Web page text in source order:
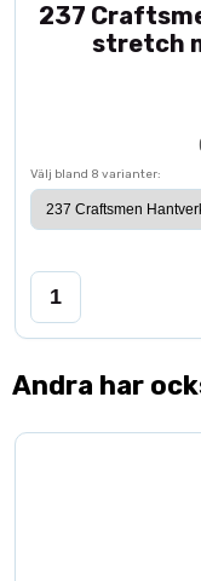
237
stretch
Välj bland 8 varianter:
Andra har